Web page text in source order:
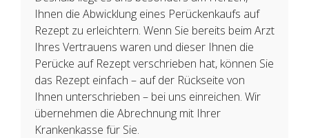
Ihnen die Abwicklung eines Perückenkaufs auf
Rezept zu erleichtern. Wenn Sie bereits beim Arzt
Ihres Vertrauens waren und dieser Ihnen die
Perücke auf Rezept verschrieben hat, können Sie
das Rezept einfach – auf der Rückseite von
Ihnen unterschrieben – bei uns einreichen. Wir
übernehmen die Abrechnung mit Ihrer
Krankenkasse für Sie.